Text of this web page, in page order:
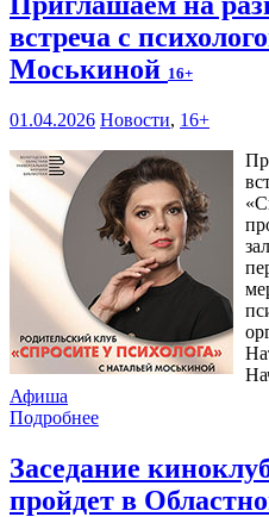
встреча с
Моськиной 16+
01.04.2026 Новости, 16+
Афиша
Подробнее
Заседание
пройдет в